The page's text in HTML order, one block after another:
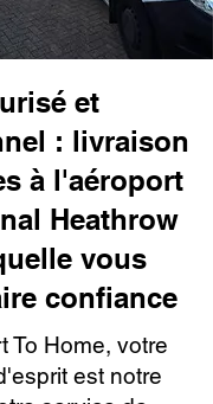
et
: livraison
à l'aéroport
Heathrow
vous
confiance
To Home, votre
est notre